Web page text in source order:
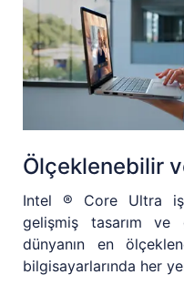
Ölçeklenebilir
Intel ® Core Ultra
gelişmiş tasarım
dünyanın en
bilgisayarlarında her